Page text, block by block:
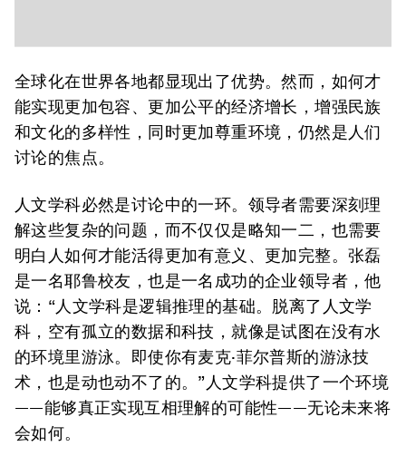
全球化在世界各地都显现出了优势。然而，如何才
能实现更加包容、更加公平的经济增长，增强民族
和文化的多样性，同时更加尊重环境，仍然是人们
讨论的焦点。
人文学科必然是讨论中的一环。领导者需要深刻理
解这些复杂的问题，而不仅仅是略知一二，也需要
明白人如何才能活得更加有意义、更加完整。张磊
是一名耶鲁校友，也是一名成功的企业领导者，他
说：“人文学科是逻辑推理的基础。脱离了人文学
科，空有孤立的数据和科技，就像是试图在没有水
的环境里游泳。即使你有麦克·菲尔普斯的游泳技
术，也是动也动不了的。”人文学科提供了一个环境
——能够真正实现互相理解的可能性——无论未来将
会如何。